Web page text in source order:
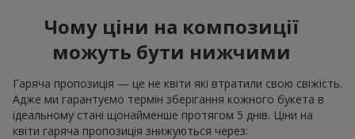
Чому ціни на композиції
можуть бути нижчими
Гаряча пропозиція — це не квіти які втратили свою свіжість.
Адже ми гарантуємо термін зберігання кожного букета в
ідеальному стані щонайменше протягом 5 днів. Ціни на
квіти гаряча пропозиція знижуються через: